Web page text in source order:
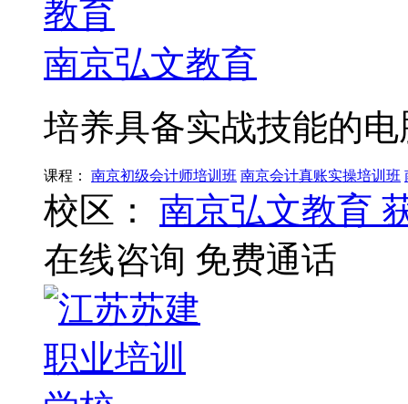
南京弘文教育
培养具备实战技能的
课程： 南京初级会计师培训班 南京会计真账实操培训班
校区： 南京弘文教育
在线咨询 免费通话